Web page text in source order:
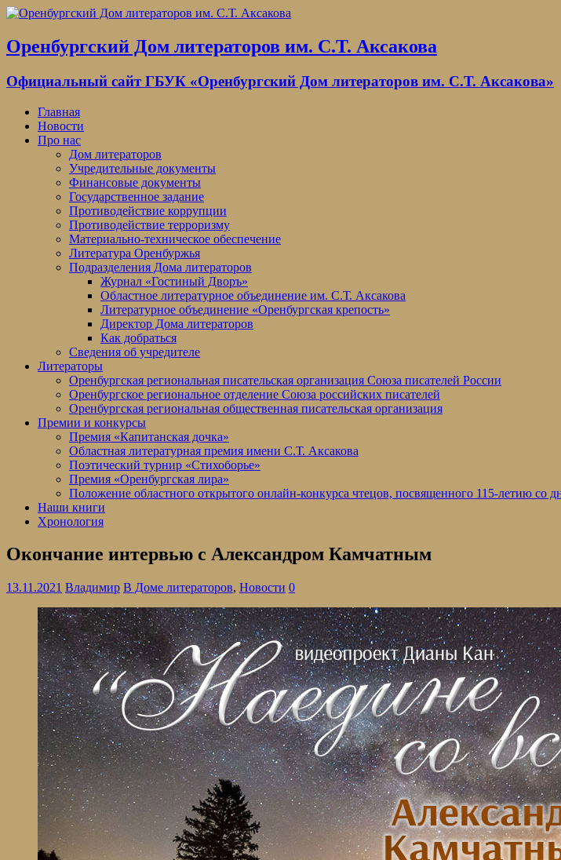
Оренбургский Дом литераторов им. С.Т. Аксакова
Официальный сайт ГБУК «Оренбургский Дом литераторов им. С.Т. Аксакова»
Главная
Новости
Про нас
Дом литераторов
Учредительные документы
Финансовые документы
Государственное задание
Противодействие коррупции
Противодействие терроризму
Материально-техническое обеспечение
Литература Оренбуржья
Подразделения Дома литераторов
Журнал «Гостиный Дворъ»
Областное литературное объединение им. С.Т. Аксакова
Литературное объединение «Оренбургская крепость»
Директор Дома литераторов
Как добраться
Сведения об учредителе
Литераторы
Оренбургская региональная писательская организация Союза писателей России
Оренбургское региональное отделение Союза российских писателей
Оренбургская региональная общественная писательская организация
Премии и конкурсы
Премия «Капитанская дочка»
Областная литературная премия имени С.Т. Аксакова
Поэтический турнир «Стихоборье»
Премия «Оренбургская лира»
Положение областного открытого онлайн-конкурса чтецов, посвященного 115-летию со
Наши книги
Хронология
Окончание интервью с Александром Камчатным
13.11.2021 Владимир В Доме литераторов, Новости 0